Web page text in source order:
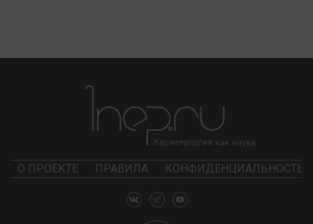
О ПРОЕКТЕ ПРАВИЛА КОНФИДЕНЦИАЛЬНОСТЬ